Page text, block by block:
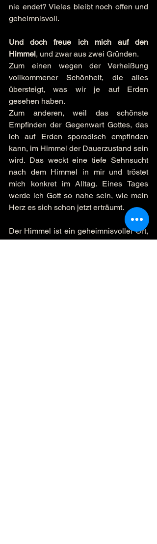
nie endet? Vieles bleibt noch offen und
geheimnisvoll.
Und doch freue ich mich auf den
Himmel, und zwar aus zwei Gründen.
Zum einen wegen der Verheißung
vollkommener Schönheit, die alles
übersteigt, was wir je auf Erden
gesehen haben.
Zum anderen, weil das schönste
Empfinden der Gegenwart Gottes, das
ich auf Erden sporadisch empfinden
kann, im Himmel der Dauerzustand sein
wird. Das weckt eine tiefe Sehnsucht
nach dem Himmel in mir und tröstet
mich konkret im Alltag. Eines Tages
werde ich Gott so nahe sein, wie mein
Herz es sich schon jetzt erträumt.
Der Himmel ist ein geheimnisvoller Ort,
aber er ist da und wartet auf uns.